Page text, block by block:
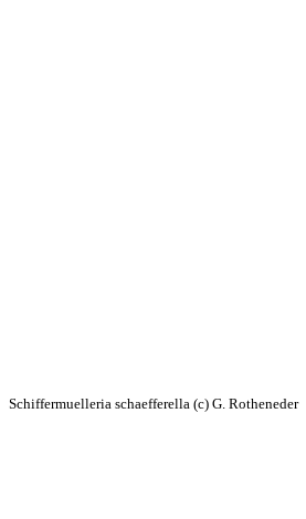
Schiffermuelleria schaefferella (c) G. Rotheneder